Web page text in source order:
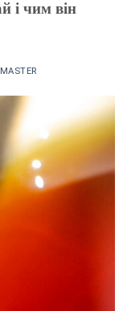
і чим він